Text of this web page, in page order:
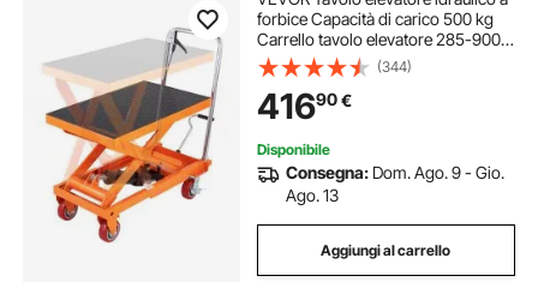
forbice Capacità di carico 500 kg
Carrello tavolo elevatore 285-900
mm Campo di sollevamento Tavolo
elevatore officina 815 x 505 mm
Carrello elevatore a forbice
(344)
41690€
Disponibile
Consegna: Dom. Ago. 9 - Gio.
Ago. 13
Aggiungi al carrello